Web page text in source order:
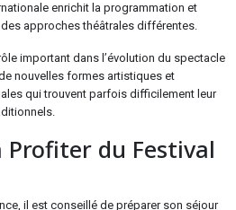
enrichit la programmation et
approches théâtrales différentes.
important dans l’évolution du spectacle
nouvelles formes artistiques et
qui trouvent parfois difficilement leur
Profiter du Festival
il est conseillé de préparer son séjour